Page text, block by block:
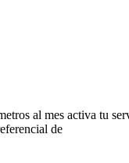
al mes activa tu
de